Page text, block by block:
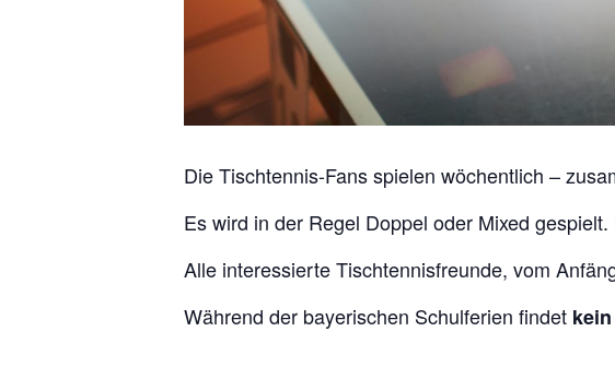
Die Tischtennis-Fans spielen wöchentlich –
Es wird in der Regel Doppel oder Mixed
Alle interessierte Tischtennisfreunde, vom
Während der bayerischen Schulferien findet kein